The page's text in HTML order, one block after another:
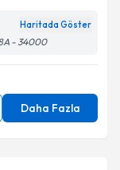
Haritada Göster
- 34000
Daha Fazla